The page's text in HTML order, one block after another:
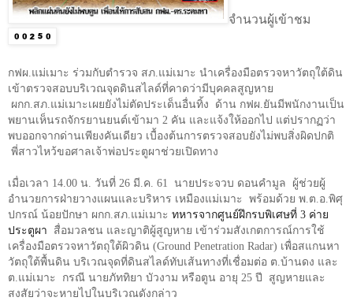
จำนวนผู้เข้าชม
กฟผ.แม่เมาะ ร่วมกับตำรวจ สภ.แม่เมาะ นำเครื่องมือตรวจหาวัตถุใต้ดิน
เข้าตรวจสอบบริเวณจุดดินสไลด์ที่คาดว่ามีบุคคลสูญหาย
ผกก.สภ.แม่เมาะเผยยังไม่ตัดประเด็นอื่นทิ้ง
ด้าน กฟผ.ยันมีพนักงานเป็น
พยานเห็นรถจักรยานยนต์เข้ามา 2 คัน และแจ้งให้ออกไป แต่ปรากฏว่า
พบออกจากด่านเพียงคันเดียว เบื้องต้นการตรวจสอบยังไม่พบสิ่งผิดปกติ
พี่สาวไหว้ขอศาลเจ้าพ่อประตูผาช่วยเปิดทาง
เมื่อเวลา 14.00 น. วันที่ 26 มี.ค. 61 นายประจวบ ดอนคำมูล
ผู้ช่วยผู้
อำนวยการฝ่ายวางแผนและบริหาร เหมืองแม่เมาะ
พร้อมด้วย พ.ต.อ.พิศุ
ปกรณ์ น้อยปักษา ผกก.สภ.แม่เมาะ ทหารจากศูนย์ฝึกรบพิเศษที่ 3 ค่าย
ประตูผา
สื่อมวลชน และญาติผู้สูญหาย เข้าร่วมสังเกตการณ์การใช้
เครื่องมือตรวจหาวัตถุใต้ผิวดิน (Ground Penetration Radar) เพื่อสแกนหา
วัตถุใต้พื้นดิน บริเวณจุดที่ดินสไลด์ทับเส้นทางที่เชื่อมต่อ ต.บ้านดง และ
ต.แม่เมาะ
กรณี นายภัททิยา บัวงาม หรือตูน อายุ 25 ปี
สูญหายและ
สงสัยว่าจะหายไปในบริเวณดังกล่าว